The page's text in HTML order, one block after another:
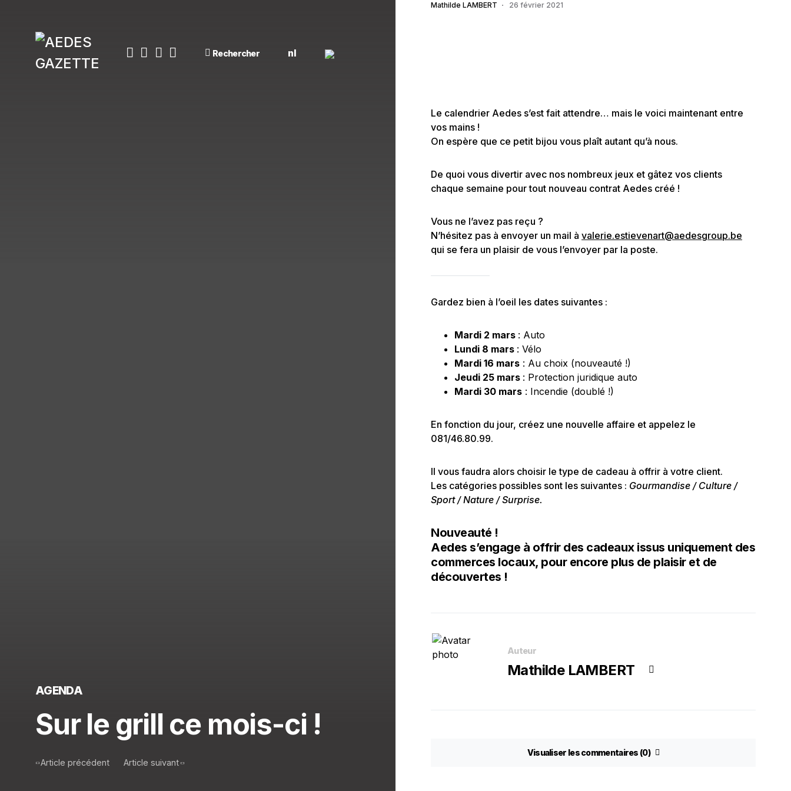
Rechercher nl
AGENDA
Sur le grill ce mois-ci !
Article précédent Article suivant
Mathilde LAMBERT 26 février 2021
Le calendrier Aedes s’est fait attendre… mais le voici maintenant entre
vos mains !
On espère que ce petit bijou vous plaît autant qu’à nous.
De quoi vous divertir avec nos nombreux jeux et gâtez vos clients
chaque semaine pour tout nouveau contrat Aedes créé !
Vous ne l’avez pas reçu ?
N’hésitez pas à envoyer un mail à valerie.estievenart@aedesgroup.be
qui se fera un plaisir de vous l’envoyer par la poste.
Gardez bien à l’oeil les dates suivantes :
Mardi 2 mars : Auto
Lundi 8 mars : Vélo
Mardi 16 mars : Au choix (nouveauté !)
Jeudi 25 mars : Protection juridique auto
Mardi 30 mars : Incendie (doublé !)
En fonction du jour, créez une nouvelle affaire et appelez le
081/46.80.99.
Il vous faudra alors choisir le type de cadeau à offrir à votre client.
Les catégories possibles sont les suivantes : Gourmandise / Culture /
Sport / Nature / Surprise.
Nouveauté !
Aedes s’engage à offrir des cadeaux issus uniquement des
commerces locaux, pour encore plus de plaisir et de
découvertes !
Auteur
Mathilde LAMBERT
Visualiser les commentaires (0)